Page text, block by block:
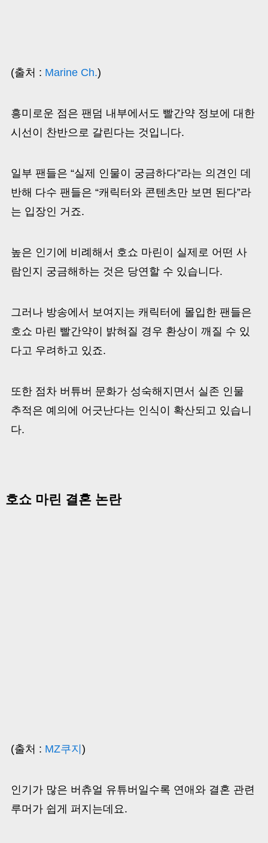
(출처 : Marine Ch.)
흥미로운 점은 팬덤 내부에서도 빨간약 정보에 대한
시선이 찬반으로 갈린다는 것입니다.
일부 팬들은 “실제 인물이 궁금하다”라는 의견인 데
반해 다수 팬들은 “캐릭터와 콘텐츠만 보면 된다”라
는 입장인 거죠.
높은 인기에 비례해서 호쇼 마린이 실제로 어떤 사
람인지 궁금해하는 것은 당연할 수 있습니다.
그러나 방송에서 보여지는 캐릭터에 몰입한 팬들은
호쇼 마린 빨간약이 밝혀질 경우 환상이 깨질 수 있
다고 우려하고 있죠.
또한 점차 버튜버 문화가 성숙해지면서 실존 인물
추적은 예의에 어긋난다는 인식이 확산되고 있습니
다.
호쇼 마린 결혼 논란
(출처 : MZ쿠지 )
인기가 많은 버츄얼 유튜버일수록 연애와 결혼 관련
루머가 쉽게 퍼지는데요.